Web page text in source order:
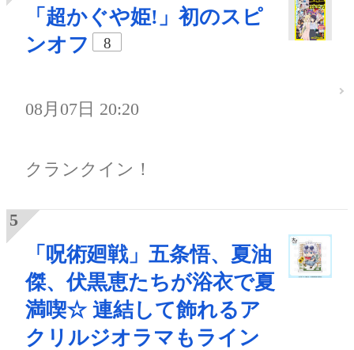
「超かぐや姫!」初のスピ
ンオフ
8
08月07日 20:20
クランクイン！
「呪術廻戦」五条悟、夏油
傑、伏黒恵たちが浴衣で夏
満喫☆ 連結して飾れるア
クリルジオラマもライン